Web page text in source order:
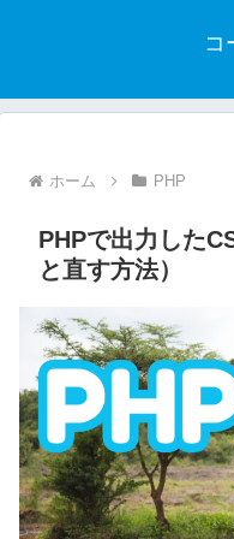
コ
ホーム PHP
PHPで出力した
と直す方法）